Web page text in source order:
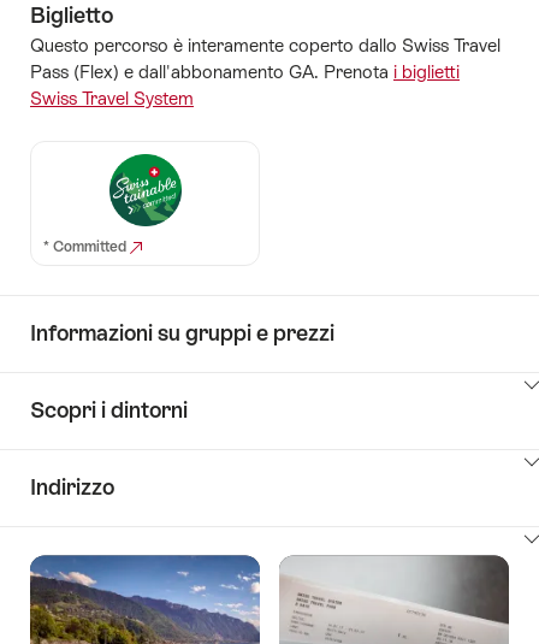
Biglietto
Questo percorso è interamente coperto dallo Swiss Travel
Pass (Flex) e dall'abbonamento GA. Prenota i biglietti
Swiss Travel System
* Committed
Informazioni su gruppi e prezzi
qui
visualizzare
Key
Value
List
Scopri i dintorni
Clicca
qui
visualizzare
i
contenuti
Scopri
Indirizzo
Clicca
qui
per
visualizzare